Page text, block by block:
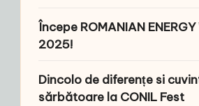
Începe ROMANIAN ENERGY
2025!
Dincolo de diferențe si
sărbătoare la CONIL Fest